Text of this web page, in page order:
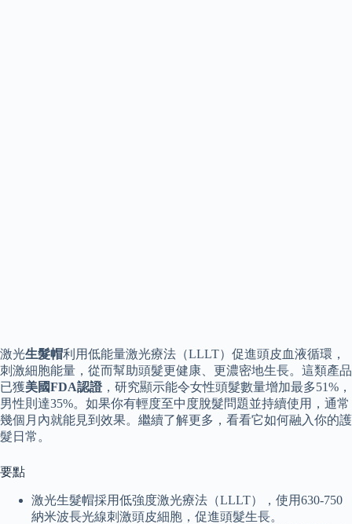
激光生髮帽利用低能量激光療法（LLLT）促進頭皮血液循環，
刺激細胞能量，從而幫助頭髮更健康、更濃密地生長。這類產品
已獲美國FDA認證，研究顯示能令女性頭髮數量增加最多51%，
男性則達35%。如果你有輕度至中度脫髮問題並持續使用，通常
幾個月內就能見到效果。繼續了解更多，看看它如何融入你的護
髮日常。
要點
激光生髮帽採用低強度激光療法（LLLT），使用630-750
納米波長光線刺激頭皮細胞，促進頭髮生長。